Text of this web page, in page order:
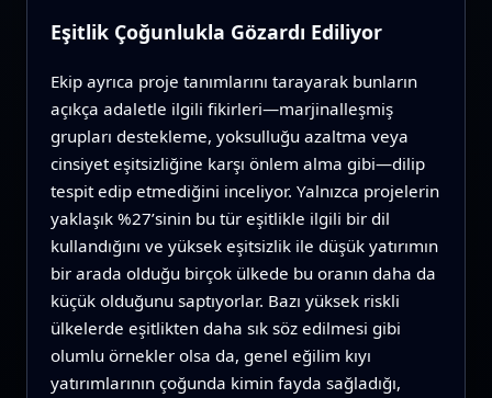
Eşitlik Çoğunlukla Gözardı Ediliyor
Ekip ayrıca proje tanımlarını tarayarak bunların
açıkça adaletle ilgili fikirleri—marjinalleşmiş
grupları destekleme, yoksulluğu azaltma veya
cinsiyet eşitsizliğine karşı önlem alma gibi—dilip
tespit edip etmediğini inceliyor. Yalnızca projelerin
yaklaşık %27’sinin bu tür eşitlikle ilgili bir dil
kullandığını ve yüksek eşitsizlik ile düşük yatırımın
bir arada olduğu birçok ülkede bu oranın daha da
küçük olduğunu saptıyorlar. Bazı yüksek riskli
ülkelerde eşitlikten daha sık söz edilmesi gibi
olumlu örnekler olsa da, genel eğilim kıyı
yatırımlarının çoğunda kimin fayda sağladığı,